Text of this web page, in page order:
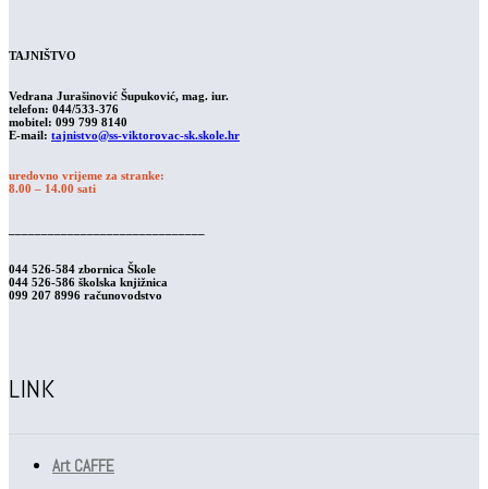
TAJNIŠTVO
Vedrana Jurašinović Šupuković, mag. iur.
telefon: 044/533-376
mobitel: 099 799 8140
E-mail: tajnistvo@ss-viktorovac-sk.skole.hr
uredovno vrijeme za stranke:
8.00 – 14.00 sati
044 526-584 zbornica Škole
044 526-586 školska knjižnica
099 207 8996 računovodstvo
LINK
Art CAFFE